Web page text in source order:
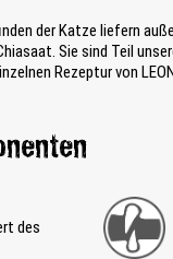
der Katze liefern
Sie sind Teil
Rezeptur von
des